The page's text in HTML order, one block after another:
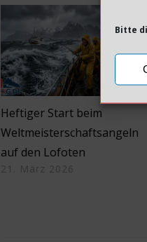
Bitte
Heftiger Start beim
Weltmeisterschaftsangeln
auf den Lofoten
21. März 2026